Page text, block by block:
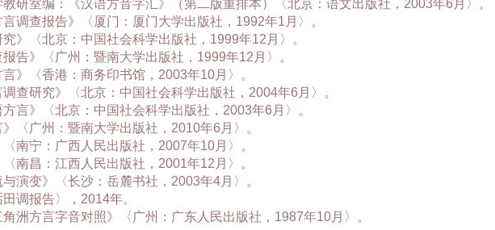
研室编：《汉语方音字汇》（第二版重排本）〈北京：语文出版社，2003年6月〉。
调查报告》〈厦门：厦门大学出版社，1992年1月〉。
》〈北京：中国社会科学出版社，1999年12月〉。
告》〈广州：暨南大学出版社，1999年12月〉。
》〈香港：商务印书馆，2003年10月〉。
查研究》〈北京：中国社会科学出版社，2004年6月〉。
言》〈北京：中国社会科学出版社，2003年6月〉。
〈广州：暨南大学出版社，2010年6月〉。
南宁：广西人民出版社，2007年10月〉。
南昌：江西人民出版社，2001年12月〉。
演变》〈长沙：岳麓书社，2003年4月〉。
调报告〉，2014年。
洲方言字音对照》〈广州：广东人民出版社，1987年10月〉。